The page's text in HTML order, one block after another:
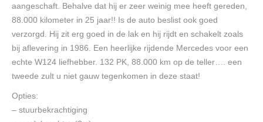
aangeschaft. Behalve dat hij er zeer weinig mee heeft gereden,
88.000 kilometer in 25 jaar!! Is de auto beslist ook goed
verzorgd. Hij zit erg goed in de lak en hij rijdt en schakelt zoals
bij aflevering in 1986. Een heerlijke rijdende Mercedes voor een
echte W124 liefhebber. 132 PK, 88.000 km op de teller…. een
tweede zult u niet gauw tegenkomen in deze staat!
Opties:
– stuurbekrachtiging